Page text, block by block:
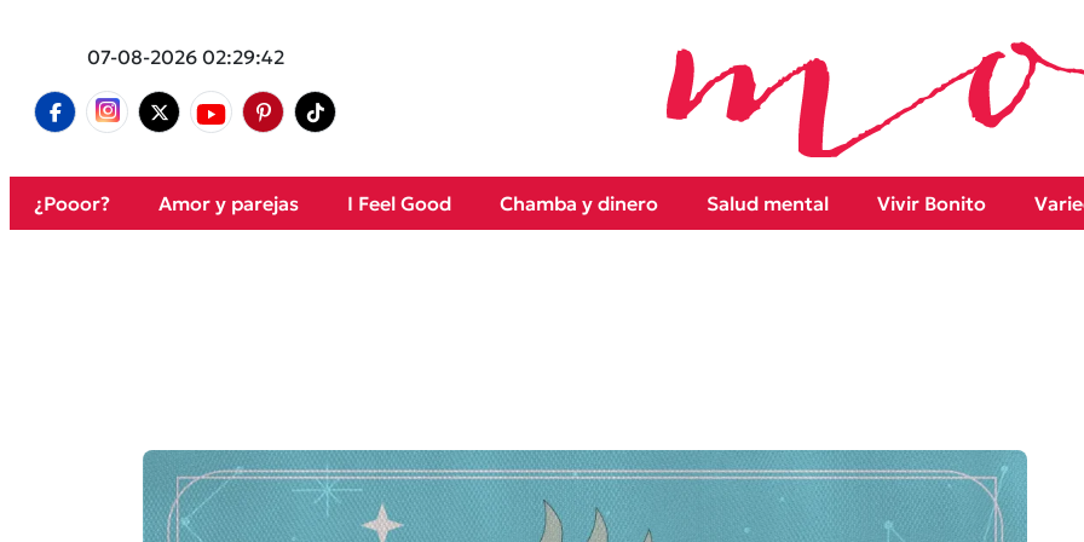
07-08-2026 02:29:42
¿Pooor? Amor y parejas I Feel Good Chamba y dinero Salud mental Vivir Bonito